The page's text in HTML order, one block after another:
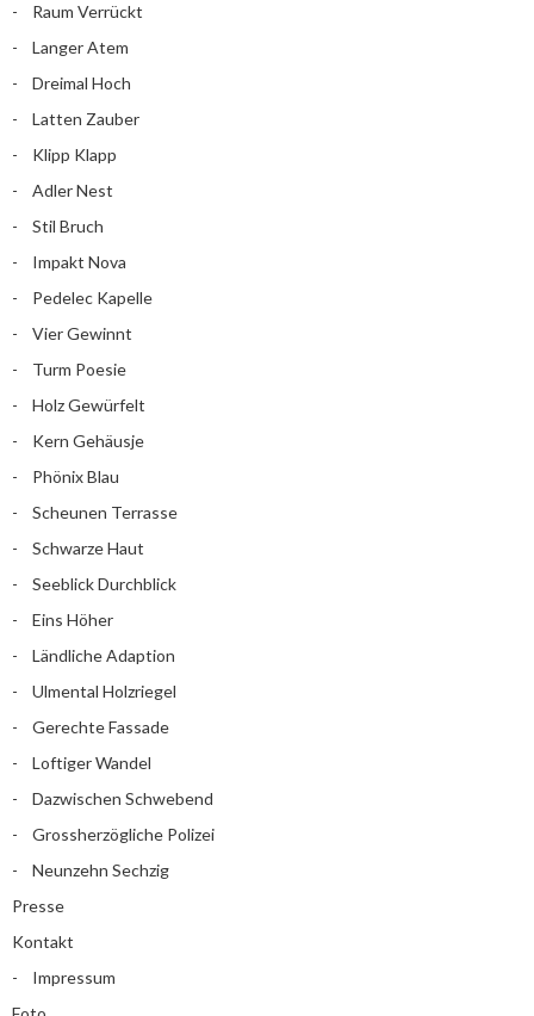
Raum Verrückt
Langer Atem
Dreimal Hoch
Latten Zauber
Klipp Klapp
Adler Nest
Stil Bruch
Impakt Nova
Pedelec Kapelle
Vier Gewinnt
Turm Poesie
Holz Gewürfelt
Kern Gehäusje
Phönix Blau
Scheunen Terrasse
Schwarze Haut
Seeblick Durchblick
Eins Höher
Ländliche Adaption
Ulmental Holzriegel
Gerechte Fassade
Loftiger Wandel
Dazwischen Schwebend
Grossherzögliche Polizei
Neunzehn Sechzig
Presse
Kontakt
Impressum